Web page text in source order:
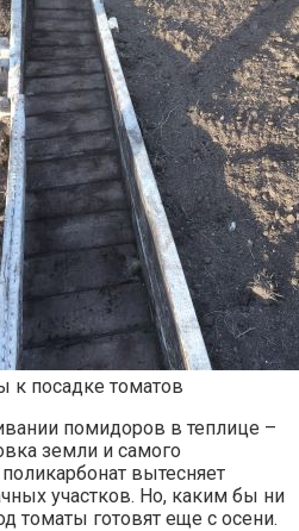
к посадке томатов
помидоров в теплице –
земли и самого
вытесняет
участков. Но, каким бы ни
томаты готовят еще с осени.